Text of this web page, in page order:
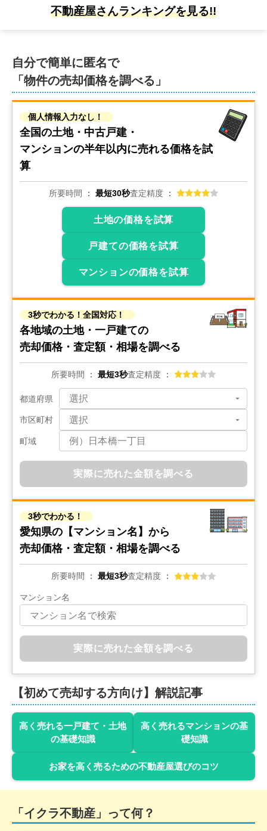
1,700万円 2025年11月
状態: 更地
1,400万円 2025年11月
愛知県西尾市国森町
状態:
1,600
愛知県高浜市本郷町四丁目
更地
1,300万円 2025年9月
愛知県碧南市笹山町一丁目
2,200 2025年6月
愛知県高浜市論地町三丁目
更地 土地面積:169㎡
1,800
愛知県高浜市論地町三丁目
状態: 更地 土地面積:172
1,300
愛知県碧南市笹山町一丁目
土地面積:155㎡
1,700
愛知県高浜市湯山町四丁目
更地 142㎡
1,300万円
愛知県碧南市笹山町一丁目
不動産屋さんランキングを見る!!
自分で簡単に匿名で
「物件の売却価格を調べる」
個人情報入力なし！
全国の土地・中古戸建・
マンションの半年以内に売れる価格を試
算
所要時間 最短30秒査定精度
土地の価格を試算
戸建ての価格を試算
マンションの価格を試算
3秒でわかる！全国対応！
各地域の土地・一戸建ての
売却価格・査定額・相場を調べる
所要時間 最短3秒査定精度
都道府県
市区町村
町域
実際に売れた金額を調べる
3秒でわかる！
愛知県の 【マンション名】から
売却価格・査定額・相場を調べる
所要時間 最短3秒査定精度
マンション名
実際に売れた金額を調べる
【初めて売却する方向け】解説記事
高く売れる一戸建て・土地
の基礎知識
高く売れるマンションの基
礎知識
お家を高く売るための不動産屋選びのコツ
「イクラ不動産」って何？